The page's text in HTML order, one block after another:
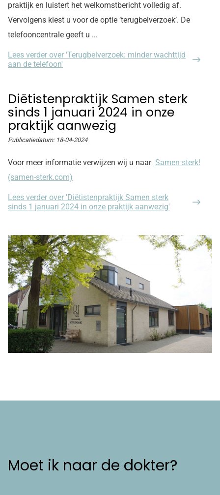
praktijk en luistert het welkomstbericht volledig af.
Vervolgens kiest u voor de optie ‘terugbelverzoek’. De
telefooncentrale geeft u ...
Lees verder over 'Terugbelverzoek: minder wachttijd
aan de telefoon'
Diëtistenpraktijk Samen sterk
sinds 1 januari 2024 in onze
praktijk aanwezig
Publicatiedatum: 18-04-2024
Voor meer informatie verwijzen wij u naar Samen sterk!
(samen-sterk.com)
Lees verder over 'Diëtistenpraktijk Samen sterk
sinds 1 januari 2024 in onze praktijk aanwezig'
Moet ik naar de dokter?